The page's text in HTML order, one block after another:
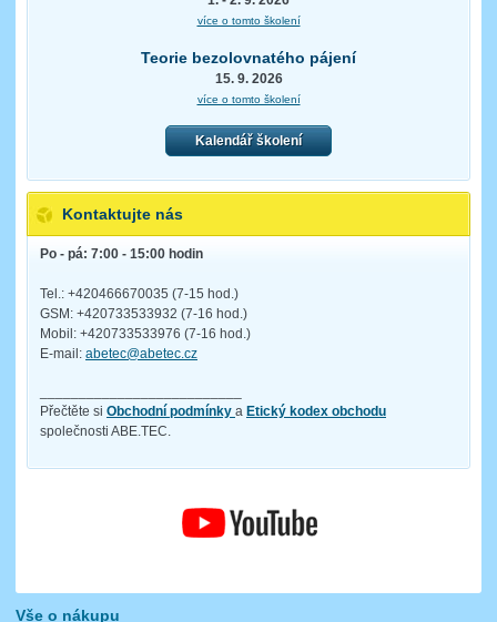
více o tomto školení
Teorie bezolovnatého pájení
15. 9. 2026
více o tomto školení
Kalendář školení
Kontaktujte nás
Po - pá: 7:00 - 15:00 hodin
Tel.: +420466670035 (7-15 hod.)
GSM: +420733533932 (7-16 hod.)
Mobil: +420733533976 (7-16 hod.)
E-mail: abetec@abetec.cz
Přečtěte si Obchodní podmínky a Etický kodex obchodu
společnosti ABE.TEC.
Vše o nákupu